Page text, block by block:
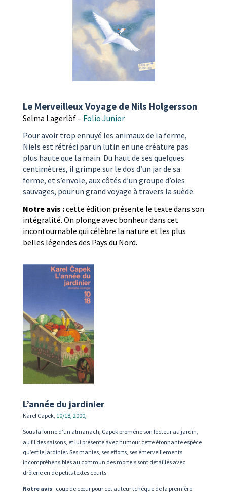
Le Merveilleux Voyage de Nils Holgersson
Selma Lagerlöf – Folio Junior
Pour avoir trop ennuyé les animaux de la ferme,
Niels est rétréci par un lutin en une créature pas
plus haute que la main. Du haut de ses quelques
centimètres, il grimpe sur le dos d’un jar de sa
ferme, et s’envole, aux côtés d’un groupe d’oies
sauvages, pour un grand voyage à travers la suède.
Notre avis :cette édition présente le texte dans son
intégralité. On plonge avec bonheur dans cet
incontournable qui célèbre la nature et les plus
belles légendes des Pays du Nord.
L’année du jardinier
Karel Capek, 10/18, 2000,
Sous la forme d’un almanach, Capek promène son lecteur au jardin,
au fil des saisons, et lui présente avec humour cette étonnante espèce
qu’est le jardinier. Ses manies, ses efforts, ses émerveillements
incompréhensibles au commun des mortels sont détaillés avec
drôlerie en de petits textes courts.
Notre avis: coup de cœur pour cet auteurtchèque de la première